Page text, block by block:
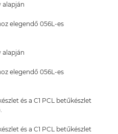
alapján
elegendő 056L-es
alapján
elegendő 056L-es
és a C1 PCL betűkészlet
és a C1 PCL betűkészlet